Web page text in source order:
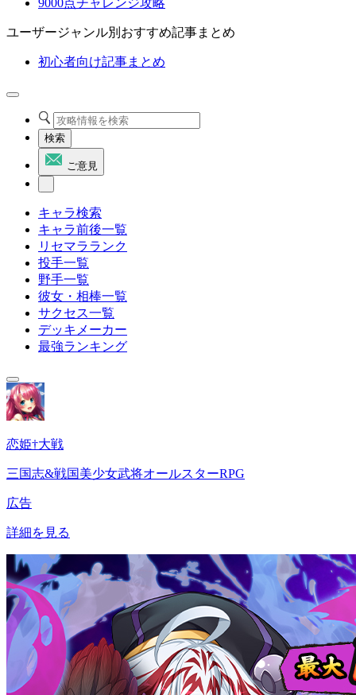
9000点チャレンジ攻略
ユーザージャンル別おすすめ記事まとめ
初心者向け記事まとめ
検索
ご意見
キャラ検索
キャラ前後一覧
リセマラランク
投手一覧
野手一覧
彼女・相棒一覧
サクセス一覧
デッキメーカー
最強ランキング
恋姫†大戦
三国志&戦国美少女武将オールスターRPG
広告
詳細を見る